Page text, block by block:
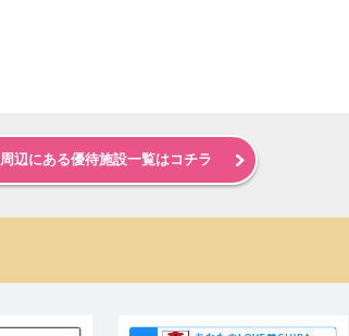
周辺にある優待施設一覧はコチラ